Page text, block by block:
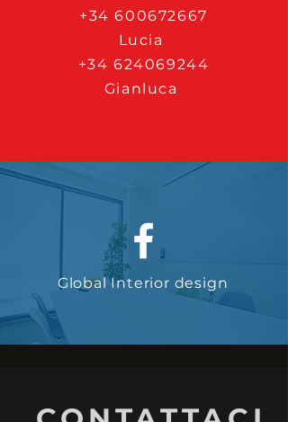
+34 600672667
Lucia
+34 624069244
Gianluca
Global Interior design